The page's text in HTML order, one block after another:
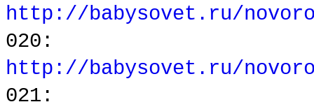
http://babysovet.ru/
020:
http://babysovet.ru/
021: